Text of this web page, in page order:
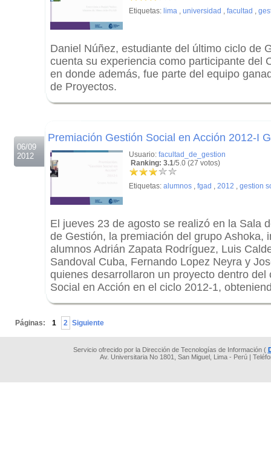
Etiquetas: lima , universidad , facultad ,
Daniel Núñez, estudiante del último ciclo de
cuenta su experiencia como participante del
en donde además, fue parte del equipo
de Proyectos.
06/09
2012
Premiación Gestión Social en Acción 2012-I
Usuario: facultad_de_gestion
Ranking: 3.1/5.0 (27 votos)
Etiquetas: alumnos , fgad , 2012 , gestion
El jueves 23 de agosto se realizó en la Sala
de Gestión, la premiación del grupo Ashoka,
alumnos Adrián Zapata Rodríguez, Luis
Sandoval Cuba, Fernando Lopez Neyra y
quienes desarrollaron un proyecto dentro del
Social en Acción en el ciclo 2012-1,
Páginas: 1 2 Siguiente
Servicio ofrecido por la Dirección de Tecnologías de Información (
Av. Universitaria No 1801, San Miguel, Lima - Perú |